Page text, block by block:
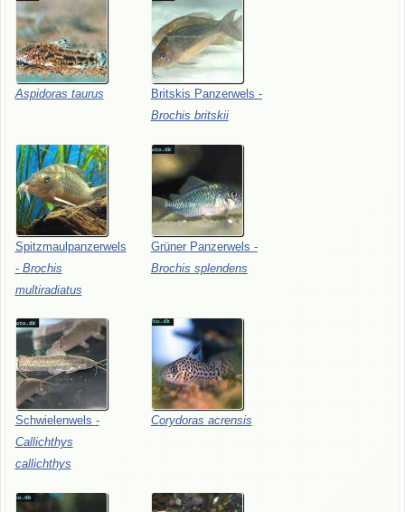
Aspidoras taurus Britskis Panzerwels -
Brochis britskii
Spitzmaulpanzerwels
- Brochis
multiradiatus
Grüner Panzerwels -
Brochis splendens
Schwielenwels -
Callichthys
callichthys
Corydoras acrensis